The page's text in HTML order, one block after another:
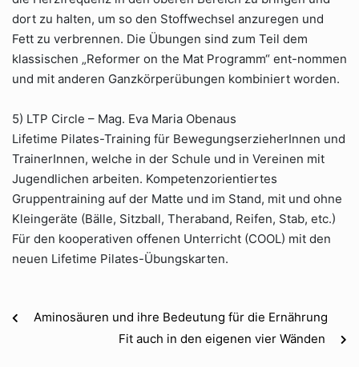
dort zu halten, um so den Stoffwechsel anzuregen und
Fett zu verbrennen. Die Übungen sind zum Teil dem
klassischen „Reformer on the Mat Programm“ ent-nommen
und mit anderen Ganzkörperübungen kombiniert worden.
5) LTP Circle – Mag. Eva Maria Obenaus
Lifetime Pilates-Training für BewegungserzieherInnen und
TrainerInnen, welche in der Schule und in Vereinen mit
Jugendlichen arbeiten. Kompetenzorientiertes
Gruppentraining auf der Matte und im Stand, mit und ohne
Kleingeräte (Bälle, Sitzball, Theraband, Reifen, Stab, etc.)
Für den kooperativen offenen Unterricht (COOL) mit den
neuen Lifetime Pilates-Übungskarten.
Aminosäuren und ihre Bedeutung für die Ernährung
Fit auch in den eigenen vier Wänden